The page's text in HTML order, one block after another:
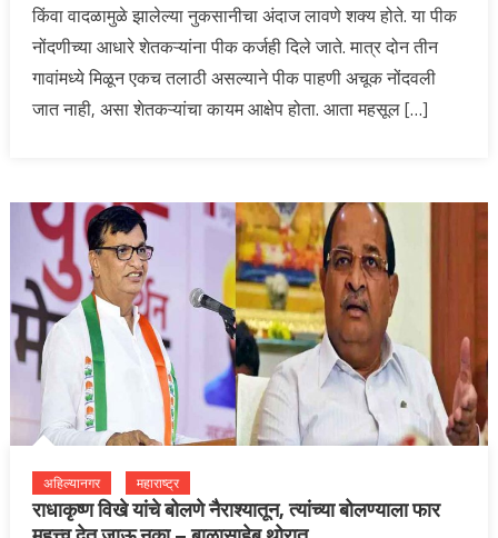
किंवा वादळामुळे झालेल्या नुकसानीचा अंदाज लावणे शक्य होते. या पीक
नोंदणीच्या आधारे शेतकऱ्यांना पीक कर्जही दिले जाते. मात्र दोन तीन
गावांमध्ये मिळून एकच तलाठी असल्याने पीक पाहणी अचूक नोंदवली
जात नाही, असा शेतकऱ्यांचा कायम आक्षेप होता. आता महसूल […]
अहिल्यानगर महाराष्ट्र
राधाकृष्ण विखे यांचे बोलणे नैराश्यातून, त्यांच्या बोलण्याला फार